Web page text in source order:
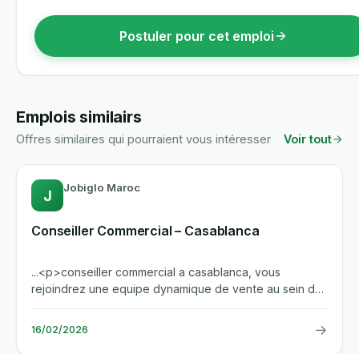
Postuler pour cet emploi
Emplois similairs
Offres similaires qui pourraient vous intéresser Voir tout
J Jobiglo Maroc
Conseiller Commercial – Casablanca
...<p>conseiller commercial a casablanca, vous
rejoindrez une equipe dynamique de vente au sein de
selectra, une...
16/02/2026 →